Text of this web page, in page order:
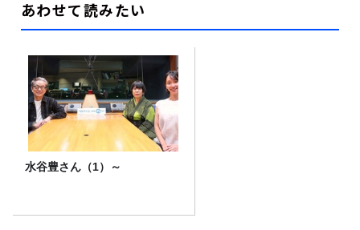
あわせて読みたい
水谷豊さん（1）～